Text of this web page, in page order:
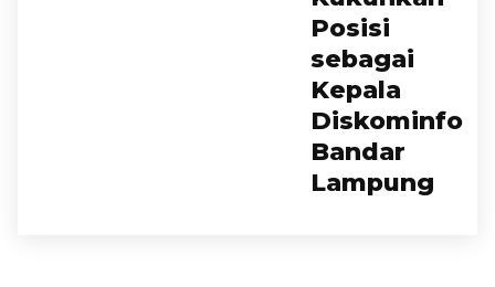
Posisi
sebagai
Kepala
Diskominfo
Bandar
Lampung